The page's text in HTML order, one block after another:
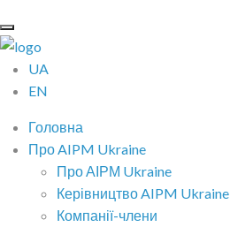
UA
EN
Головна
Про AIPM Ukraine
Про АІРМ Ukraine
Керівництво AIPM Ukraine
Компанії-члени